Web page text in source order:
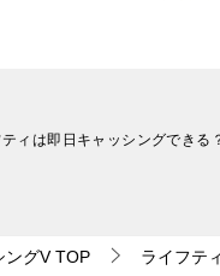
ィは即日キャッシングできる
ングVTOP ライフテ